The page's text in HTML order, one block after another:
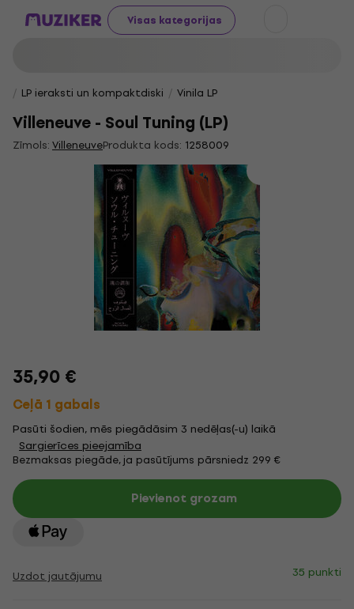
Visas kategorijas
LP ieraksti un kompaktdiski Vinila LP
Villeneuve - Soul Tuning (LP)
Zīmols:VilleneuveProdukta kods: 1258009
35,90 €
Ceļā 1 gabals
Pasūti šodien, mēs piegādāsim 3 nedēļas(-u) laikā
Sargierīces pieejamība
Bezmaksas piegāde, ja pasūtījums pārsniedz 299 €
Pievienot grozam
Uzdot jautājumu 35 punkti